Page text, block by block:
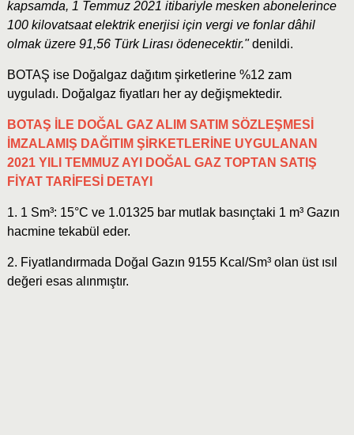
kapsamda, 1 Temmuz 2021 itibariyle mesken abonelerince
100 kilovatsaat elektrik enerjisi için vergi ve fonlar dâhil
olmak üzere 91,56 Türk Lirası ödenecektir."denildi.
BOTAŞ ise Doğalgaz dağıtım şirketlerine %12 zam
uyguladı. Doğalgaz fiyatları her ay değişmektedir.
BOTAŞ İLE DOĞAL GAZ ALIM SATIM SÖZLEŞMESİ
İMZALAMIŞ DAĞITIM ŞİRKETLERİNE UYGULANAN
2021 YILI TEMMUZ AYI DOĞAL GAZ TOPTAN SATIŞ
FİYAT TARİFESİ DETAYI
1. 1 Sm³: 15°C ve 1.01325 bar mutlak basınçtaki 1 m³ Gazın
hacmine tekabül eder.
2. Fiyatlandırmada Doğal Gazın 9155 Kcal/Sm³ olan üst ısıl
değeri esas alınmıştır.